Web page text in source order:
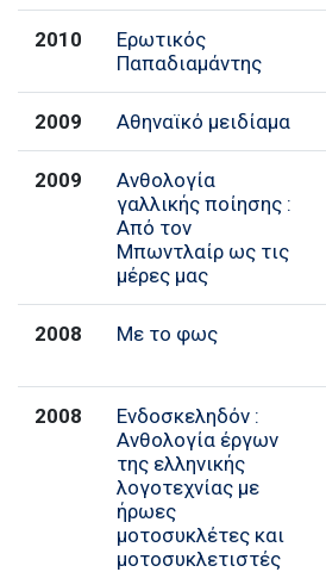
2010
Ερωτικός
Παπαδιαμάντης
2009 Αθηναϊκό μειδίαμα
2009
Ανθολογία
γαλλικής ποίησης :
Από τον
Μπωντλαίρ ως τις
μέρες μας
2008 Με το φως
2008
Ενδοσκεληδόν :
Ανθολογία έργων
της ελληνικής
λογοτεχνίας με
ήρωες
μοτοσυκλέτες και
μοτοσυκλετιστές